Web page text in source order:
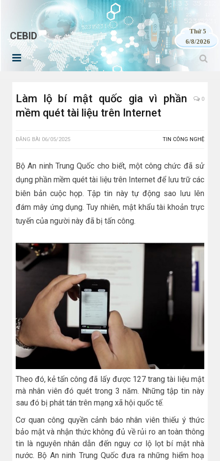
CEBID
Thứ 5
6/8/2026
Làm lộ bí mật quốc gia vì phần
mềm quét tài liệu trên Internet
0
ĐĂNG BÀI 06/05/2025 TIN CÔNG NGHỆ
Bộ An ninh Trung Quốc cho biết, một công chức đã sử
dụng phần mềm quét tài liệu trên Internet để lưu trữ các
biên bản cuộc họp. Tập tin này tự động sao lưu lên
đám mây ứng dụng. Tuy nhiên, mật khẩu tài khoản trực
tuyến của người này đã bị tấn công.
Theo đó, kẻ tấn công đã lấy được 127 trang tài liệu mật
mà nhân viên đó quét trong 3 năm. Những tập tin này
sau đó bị phát tán trên mạng xã hội quốc tế.
Cơ quan công quyền cảnh báo nhân viên thiếu ý thức
bảo mật và nhận thức không đủ về rủi ro an toàn thông
tin là nguyên nhân dẫn đến nguy cơ lộ lọt bí mật nhà
nước. Bộ An ninh Trung Quốc đưa ra những hiểm hoạ